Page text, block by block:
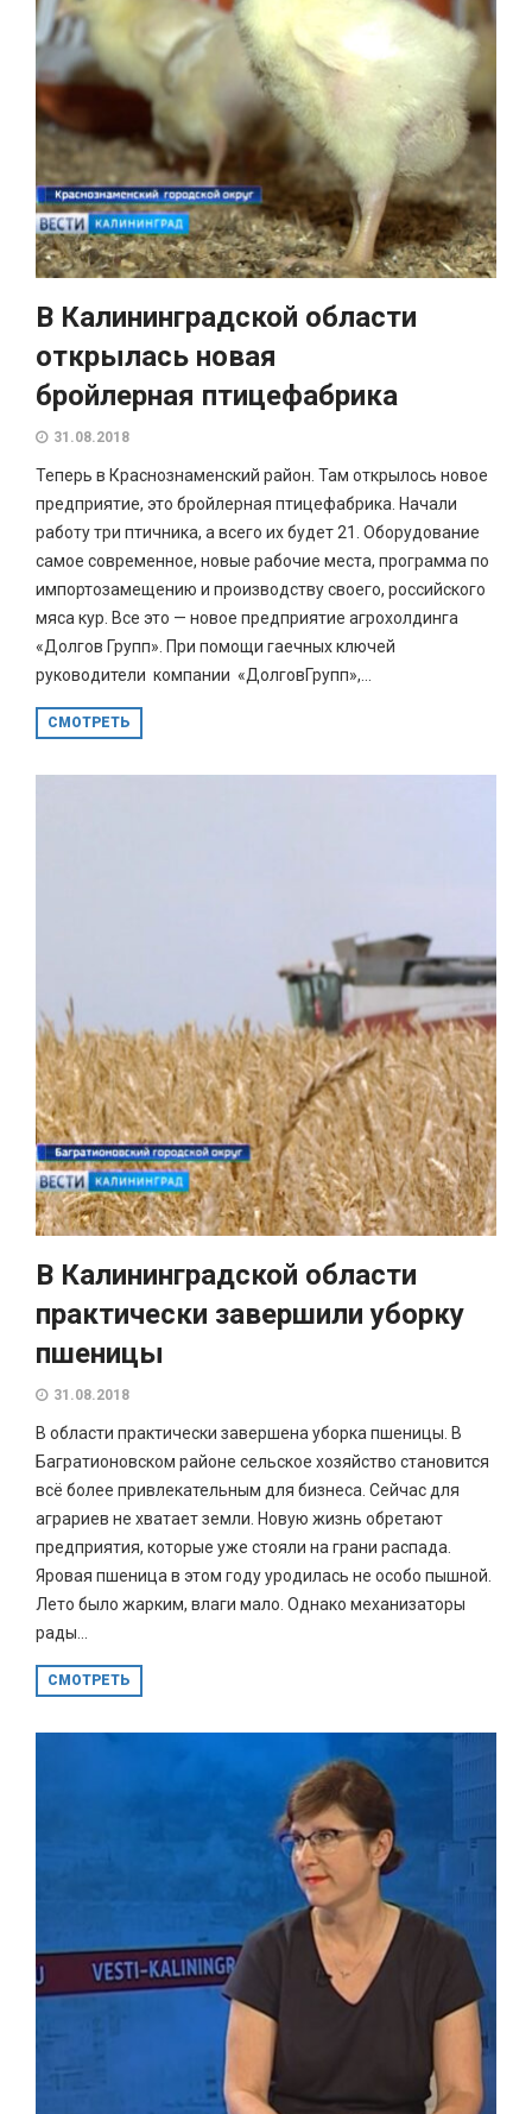
В Калининградской области
открылась новая
бройлерная птицефабрика
31.08.2018
Теперь в Краснознаменский район. Там открылось новое
предприятие, это бройлерная птицефабрика. Начали
работу три птичника, а всего их будет 21. Оборудование
самое современное, новые рабочие места, программа по
импортозамещению и производству своего, российского
мяса кур. Все это — новое предприятие агрохолдинга
«Долгов Групп». При помощи гаечных ключей
руководители компании «ДолговГрупп»,...
СМОТРЕТЬ
В Калининградской области
практически завершили уборку
пшеницы
31.08.2018
В области практически завершена уборка пшеницы. В
Багратионовском районе сельское хозяйство становится
всё более привлекательным для бизнеса. Сейчас для
аграриев не хватает земли. Новую жизнь обретают
предприятия, которые уже стояли на грани распада.
Яровая пшеница в этом году уродилась не особо пышной.
Лето было жарким, влаги мало. Однако механизаторы
рады...
СМОТРЕТЬ